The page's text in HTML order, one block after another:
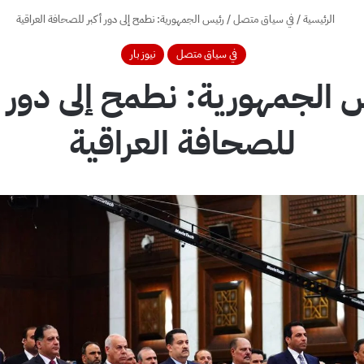
الرئيسية/في سياق متصل/ رئيس الجمهورية: نطمح إلى دور أكبر للصحافة العراقية
في سياق متصل نيوز بار
الجمهورية: نطمح إلى دور
للصحافة العراقية